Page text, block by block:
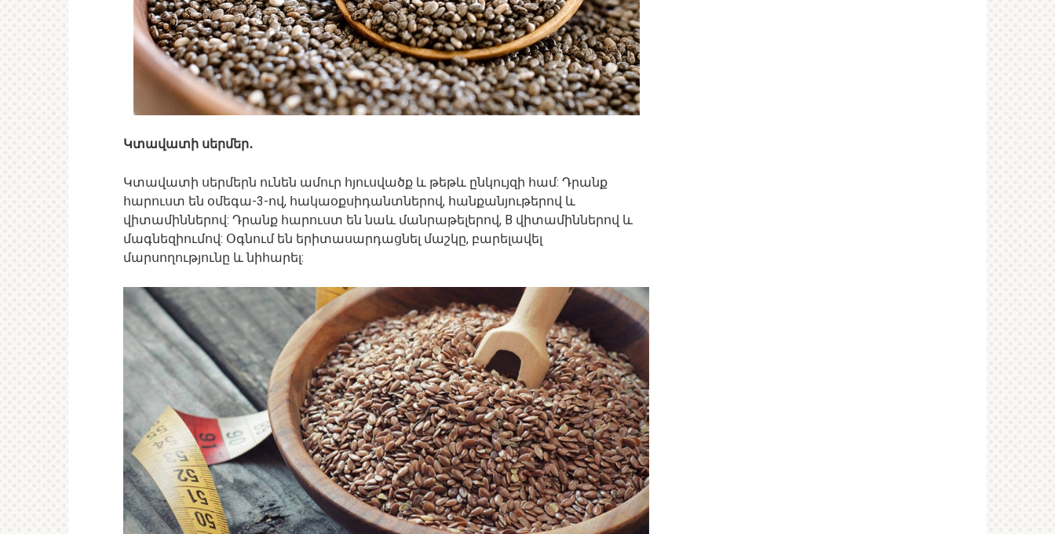
Կտավատի սերմեր․
Կտավատի սերմերն ունեն ամուր հյուսվածք և թեթև ընկույզի համ: Դրանք
հարուստ են օմեգա-3-ով, հակաօքսիդանտներով, հանքանյութերով և
վիտամիններով: Դրանք հարուստ են նաև մանրաթելերով, B վիտամիններով և
մագնեզիումով: Օգնում են երիտասարդացնել մաշկը, բարելավել
մարսողությունը և նիհարել: